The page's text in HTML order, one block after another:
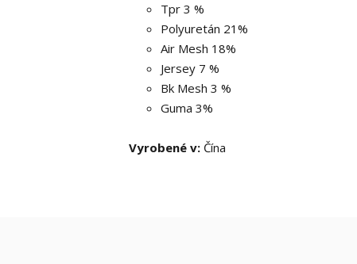
Tpr 3 %
Polyuretán 21%
Air Mesh 18%
Jersey 7 %
Bk Mesh 3 %
Guma 3%
Vyrobené v: Čína